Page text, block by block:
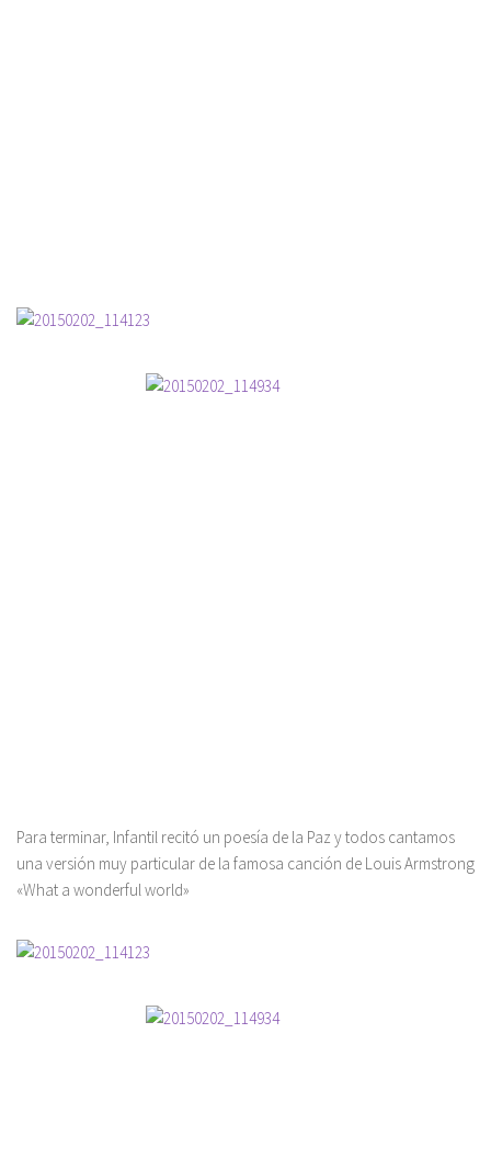
Para terminar, Infantil recitó un poesía de la Paz y todos cantamos
una versión muy particular de la famosa canción de Louis Armstrong
«What a wonderful world»